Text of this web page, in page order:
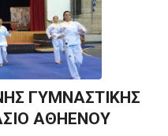
ΓΥΜΝΑΣΤΙΚΗΣ
ΑΘΗΕΝΟΥ